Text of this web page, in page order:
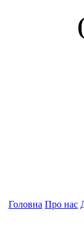
Головна Про нас